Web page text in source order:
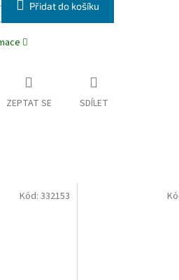
Přidat do košíku
ZEPTAT SE SDÍLET
Kód:332153